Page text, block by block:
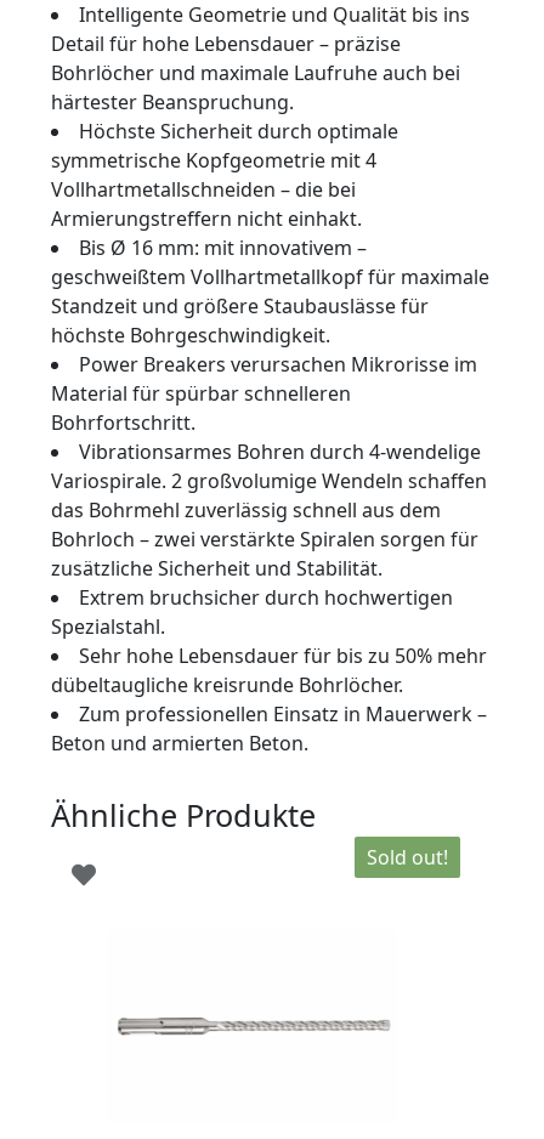
Intelligente Geometrie und Qualität bis ins
Detail für hohe Lebensdauer – präzise
Bohrlöcher und maximale Laufruhe auch bei
härtester Beanspruchung.
Höchste Sicherheit durch optimale
symmetrische Kopfgeometrie mit 4
Vollhartmetallschneiden – die bei
Armierungstreffern nicht einhakt.
Bis Ø 16 mm: mit innovativem –
geschweißtem Vollhartmetallkopf für maximale
Standzeit und größere Staubauslässe für
höchste Bohrgeschwindigkeit.
Power Breakers verursachen Mikrorisse im
Material für spürbar schnelleren
Bohrfortschritt.
Vibrationsarmes Bohren durch 4-wendelige
Variospirale. 2 großvolumige Wendeln schaffen
das Bohrmehl zuverlässig schnell aus dem
Bohrloch – zwei verstärkte Spiralen sorgen für
zusätzliche Sicherheit und Stabilität.
Extrem bruchsicher durch hochwertigen
Spezialstahl.
Sehr hohe Lebensdauer für bis zu 50% mehr
dübeltaugliche kreisrunde Bohrlöcher.
Zum professionellen Einsatz in Mauerwerk –
Beton und armierten Beton.
Ähnliche Produkte
Sold out!